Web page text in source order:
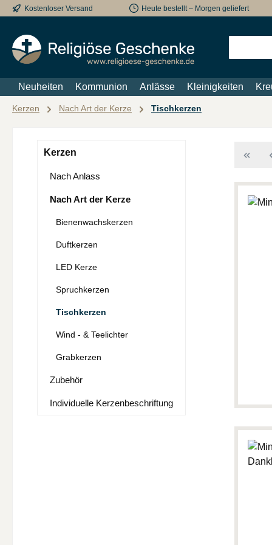
Hauptinhalt springen
Zur Suche springen
Zur Hauptnavigation springen
Kostenloser Versand Heute bestellt – Morgen geliefert
Neuheiten Kommunion Anlässe Kleinigkeiten
Kerzen Nach Art der Kerze Tischkerzen
Kerzen
Nach Anlass
Nach Art der Kerze
Bienenwachskerzen
Duftkerzen
LED Kerze
Spruchkerzen
Tischkerzen
Wind - & Teelichter
Grabkerzen
Zubehör
Individuelle Kerzenbeschriftung